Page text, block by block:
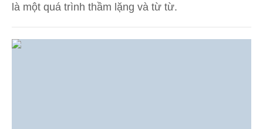
là một quá trình thầm lặng và từ từ.